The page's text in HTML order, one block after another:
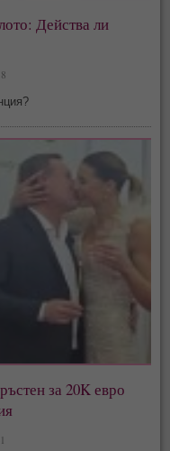
Действа ли
за 20K евро